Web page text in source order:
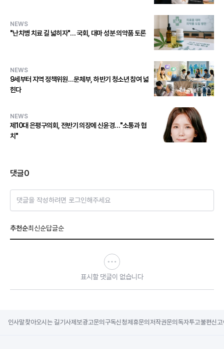
NEWS
"난치병 치료 길 넓히자"… 국회, 대마 성분 의약품 토론
NEWS
9세부터 지역 정책위원…문체부, 하반기 청소년 참여 넓
힌다
NEWS
제10대 은평구의회, 전반기 의장에 신윤경…"소통과 협
치"
댓글0
댓글을 작성하려면 로그인해주세요
추천순최신순답글순
표시할 댓글이 없습니다
인사말찾아오시는 길기사제보광고문의 구독신청제휴문의 저작권문의 독자투고불편신고